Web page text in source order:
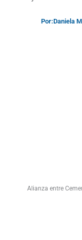
Por:Daniela
Alianza entre